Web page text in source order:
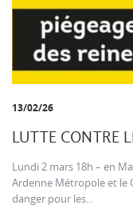
13/02/26
LUTTE CONTRE
Lundi 2 mars 18h – en
Ardenne Métropole et le
danger pour les...